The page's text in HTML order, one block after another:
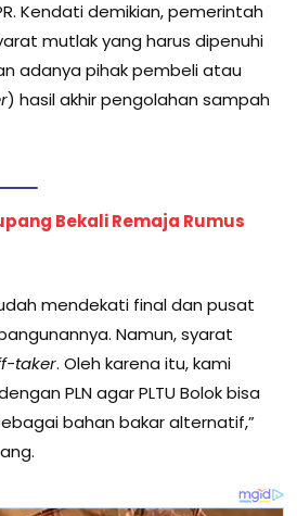
Kendati demikian, pemerintah
mutlak yang harus dipenuhi
adanya pihak pembeli atau
) hasil akhir pengolahan sampah
Bekali Remaja Rumus
mendekati final dan pusat
Namun, syarat
taker. Oleh karena itu, kami
PLN agar PLTU Bolok bisa
bahan bakar alternatif,”